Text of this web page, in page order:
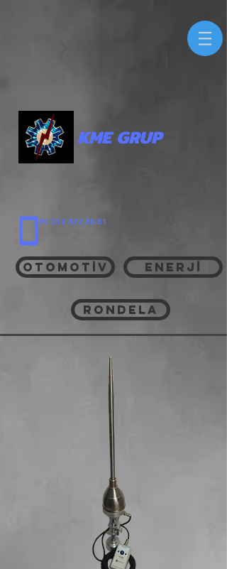
KME GRUP
+90 212 472 88 81
OTOMOTİV ENERJİ
RONDELA